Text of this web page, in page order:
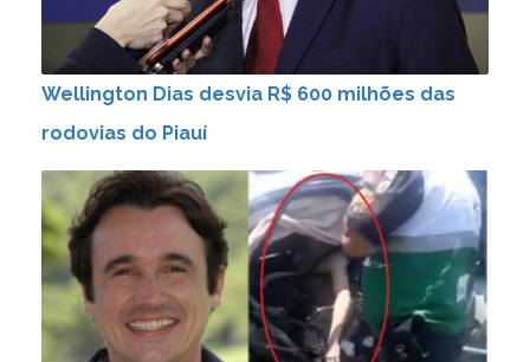
Wellington Dias desvia R$ 600 milhões das
rodovias do Piauí